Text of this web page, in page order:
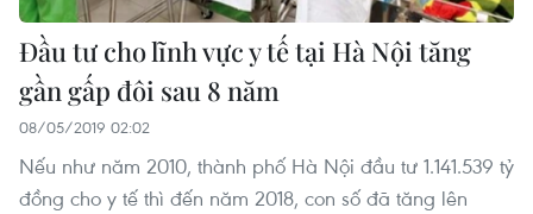
Đầu tư cho lĩnh vực y tế tại Hà Nội tăng
gần gấp đôi sau 8 năm
08/05/2019 02:02
Nếu như năm 2010, thành phố Hà Nội đầu tư 1.141.539 tỷ
đồng cho y tế thì đến năm 2018, con số đã tăng lên